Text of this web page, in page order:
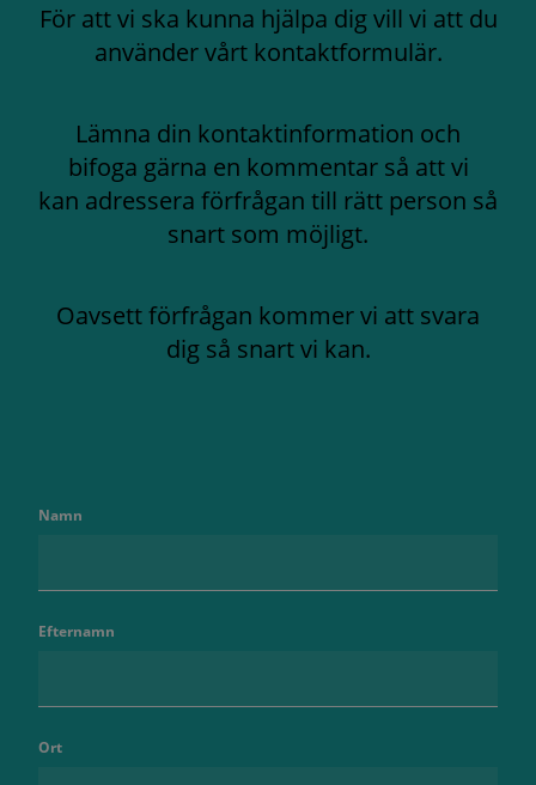
För att vi ska kunna hjälpa dig vill vi att du
använder vårt kontaktformulär.
Lämna din kontaktinformation och
bifoga gärna en kommentar så att vi
kan adressera förfrågan till rätt person så
snart som möjligt.
Oavsett förfrågan kommer vi att svara
dig så snart vi kan.
Namn
Efternamn
Ort